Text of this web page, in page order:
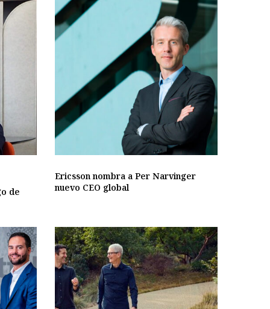
de
Ericsson nombra a Per Narvinger
nuevo CEO global